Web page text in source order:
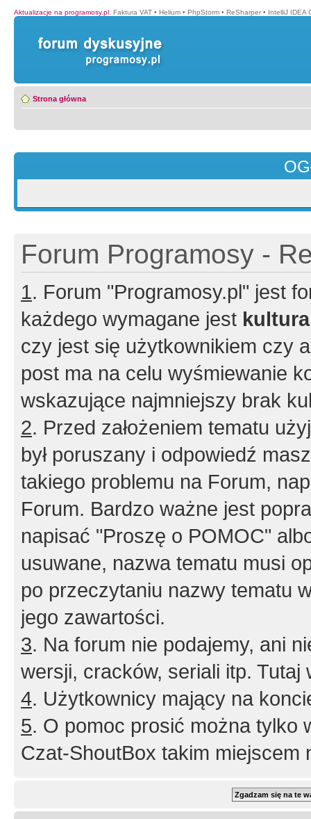
Aktualizacje na programosy.pl: Faktura VAT • Helium • PhpStorm • ReSharper • IntelliJ IDEA
Strona główna
Forum Programosy -
1. Forum "Programosy.pl" jest
każdego wymagane jest
czy jest się użytkownikiem czy
post ma na celu wyśmiewanie
wskazujące najmniejszy brak
2. Przed założeniem tematu
był poruszany i odpowiedź
takiego problemu na Forum,
Forum. Bardzo ważne jest
napisać "Proszę o POMOC"
usuwane, nazwa tematu musi
po przeczytaniu nazwy tematu
jego zawartości.
3. Na forum nie podajemy, ani
wersji, cracków, seriali itp. Tutaj
4. Użytkownicy mający na
5. O pomoc prosić można tylko
Czat-ShoutBox takim miejscem